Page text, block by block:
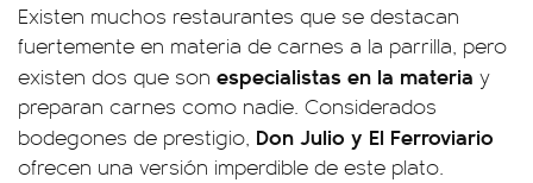
Existen muchos restaurantes que se destacan
fuertemente en materia de carnes a la parrilla, pero
existen dos que son especialistas en la materia y
preparan carnes como nadie. Considerados
bodegones de prestigio, Don Julio y El Ferroviario
ofrecen una versión imperdible de este plato.